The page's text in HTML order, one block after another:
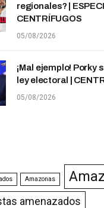
regionales? |
CENTRÍFUGOS
05/08/2026
¡Mal ejemplo! Porky
ley electoral |
05/08/2026
Amazonas
amenazados